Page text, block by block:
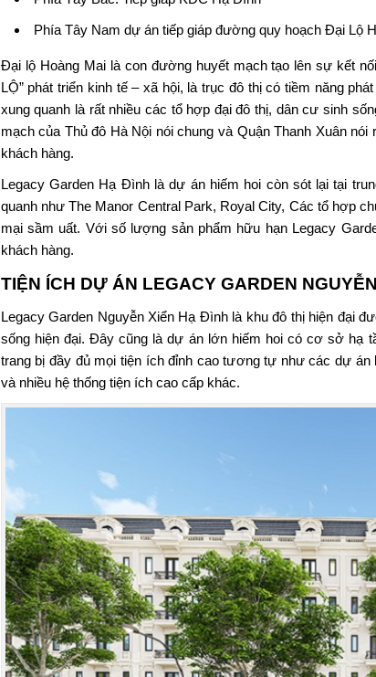
Phía Tây Nam dự án tiếp giáp đường quy hoạch Đại Lộ
Đại lộ Hoàng Mai là con đường huyết mạch tạo lên sự kết
LỘ” phát triển kinh tế – xã hội, là trục đô thị có tiềm năng
xung quanh là rất nhiều các tổ hợp đại đô thị, dân cư sinh
mạch của Thủ đô Hà Nội nói chung và Quận Thanh Xuân
khách hàng.
Legacy Garden Hạ Đìnhlà dự án hiếm hoi còn sót lại tại
quanh như The Manor Central Park, Royal City, Các tổ hợp
mại sầm uất. Với số lượng sản phẩm hữu hạn Legacy
khách hàng.
TIỆN ÍCH DỰ ÁN LEGACY GARDEN
Legacy Garden Nguyễn Xiển Hạ Đìnhlà khu đô thị hiện đại
sống hiện đại. Đây cũng là dự án lớn hiếm hoi có cơ sở hạ
trang bị đầy đủ mọi tiện ích đỉnh cao tương tự như các dự
và nhiều hệ thống tiện ích cao cấp khác.